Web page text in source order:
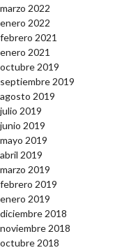
marzo 2022
enero 2022
febrero 2021
enero 2021
octubre 2019
septiembre 2019
agosto 2019
julio 2019
junio 2019
mayo 2019
abril 2019
marzo 2019
febrero 2019
enero 2019
diciembre 2018
noviembre 2018
octubre 2018